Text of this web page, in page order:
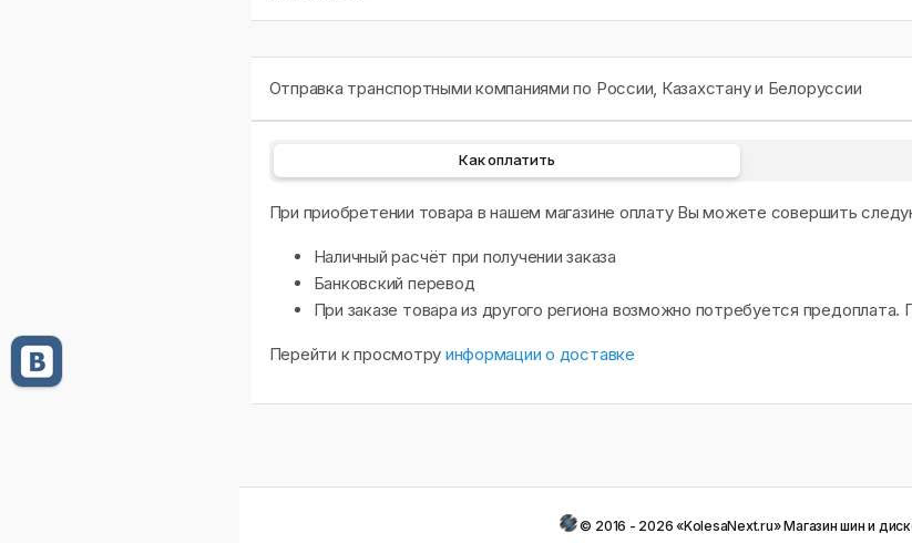
Отправка транспортными компаниями по России, Казахстану и Белоруссии
Как оплатить
При приобретении товара в нашем магазине оплату Вы можете совершить
Наличный расчёт при получении заказа
Банковский перевод
При заказе товара из другого региона возможно потребуется
Перейти к просмотру информации о доставке
© 2016 - 2026 «KolesaNext.ru» Магазин шин и